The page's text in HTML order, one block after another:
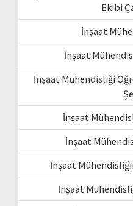
Ekibi
İnşaat
İnşaat
İnşaat Mühendisliği
İnşaat
İnşaat
İnşaat
İnşaat